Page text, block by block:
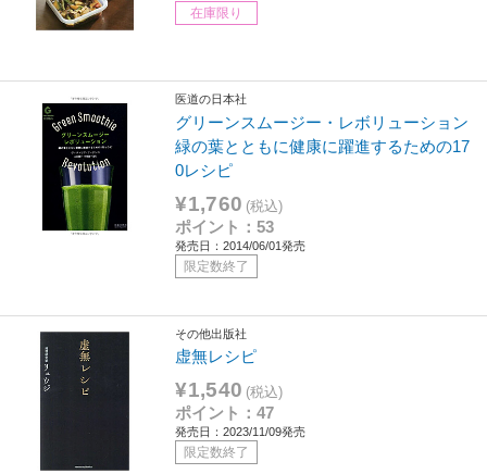
在庫限り
医道の日本社
グリーンスムージー・レボリューション
緑の葉とともに健康に躍進するための17
0レシピ
¥1,760 (税込)
ポイント：53
発売日：2014/06/01発売
限定数終了
その他出版社
虚無レシピ
¥1,540 (税込)
ポイント：47
発売日：2023/11/09発売
限定数終了